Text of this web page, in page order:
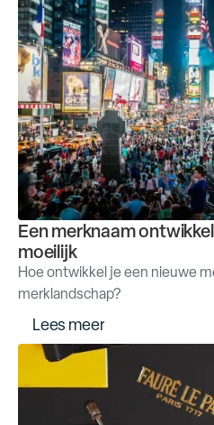
Een merknaam
moeilijk
Hoe ontwikkel je een nieuwe
merklandschap?
Lees meer